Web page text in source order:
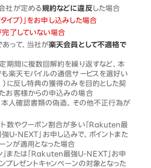
社が定める規約などに違反した場合
イプ）」をお申し込みした場合
完了していない場合
って、当社が楽天会員として不適格で
期間に複数回解約を繰り返すなど、本
楽天モバイルの通信サービスを選好い
に反し特典の獲得のみを目的とした契
お客様からの申込みの場合
本人確認書類の偽造、その他不正行為が
ト数やクーポン割合が多い「Rakuten最
U-NEXT」お申し込みで、ポイントまた
ンが適用となった場合
または「Rakuten最強U-NEXT」お申
プレゼントキャンペーンの対象となった